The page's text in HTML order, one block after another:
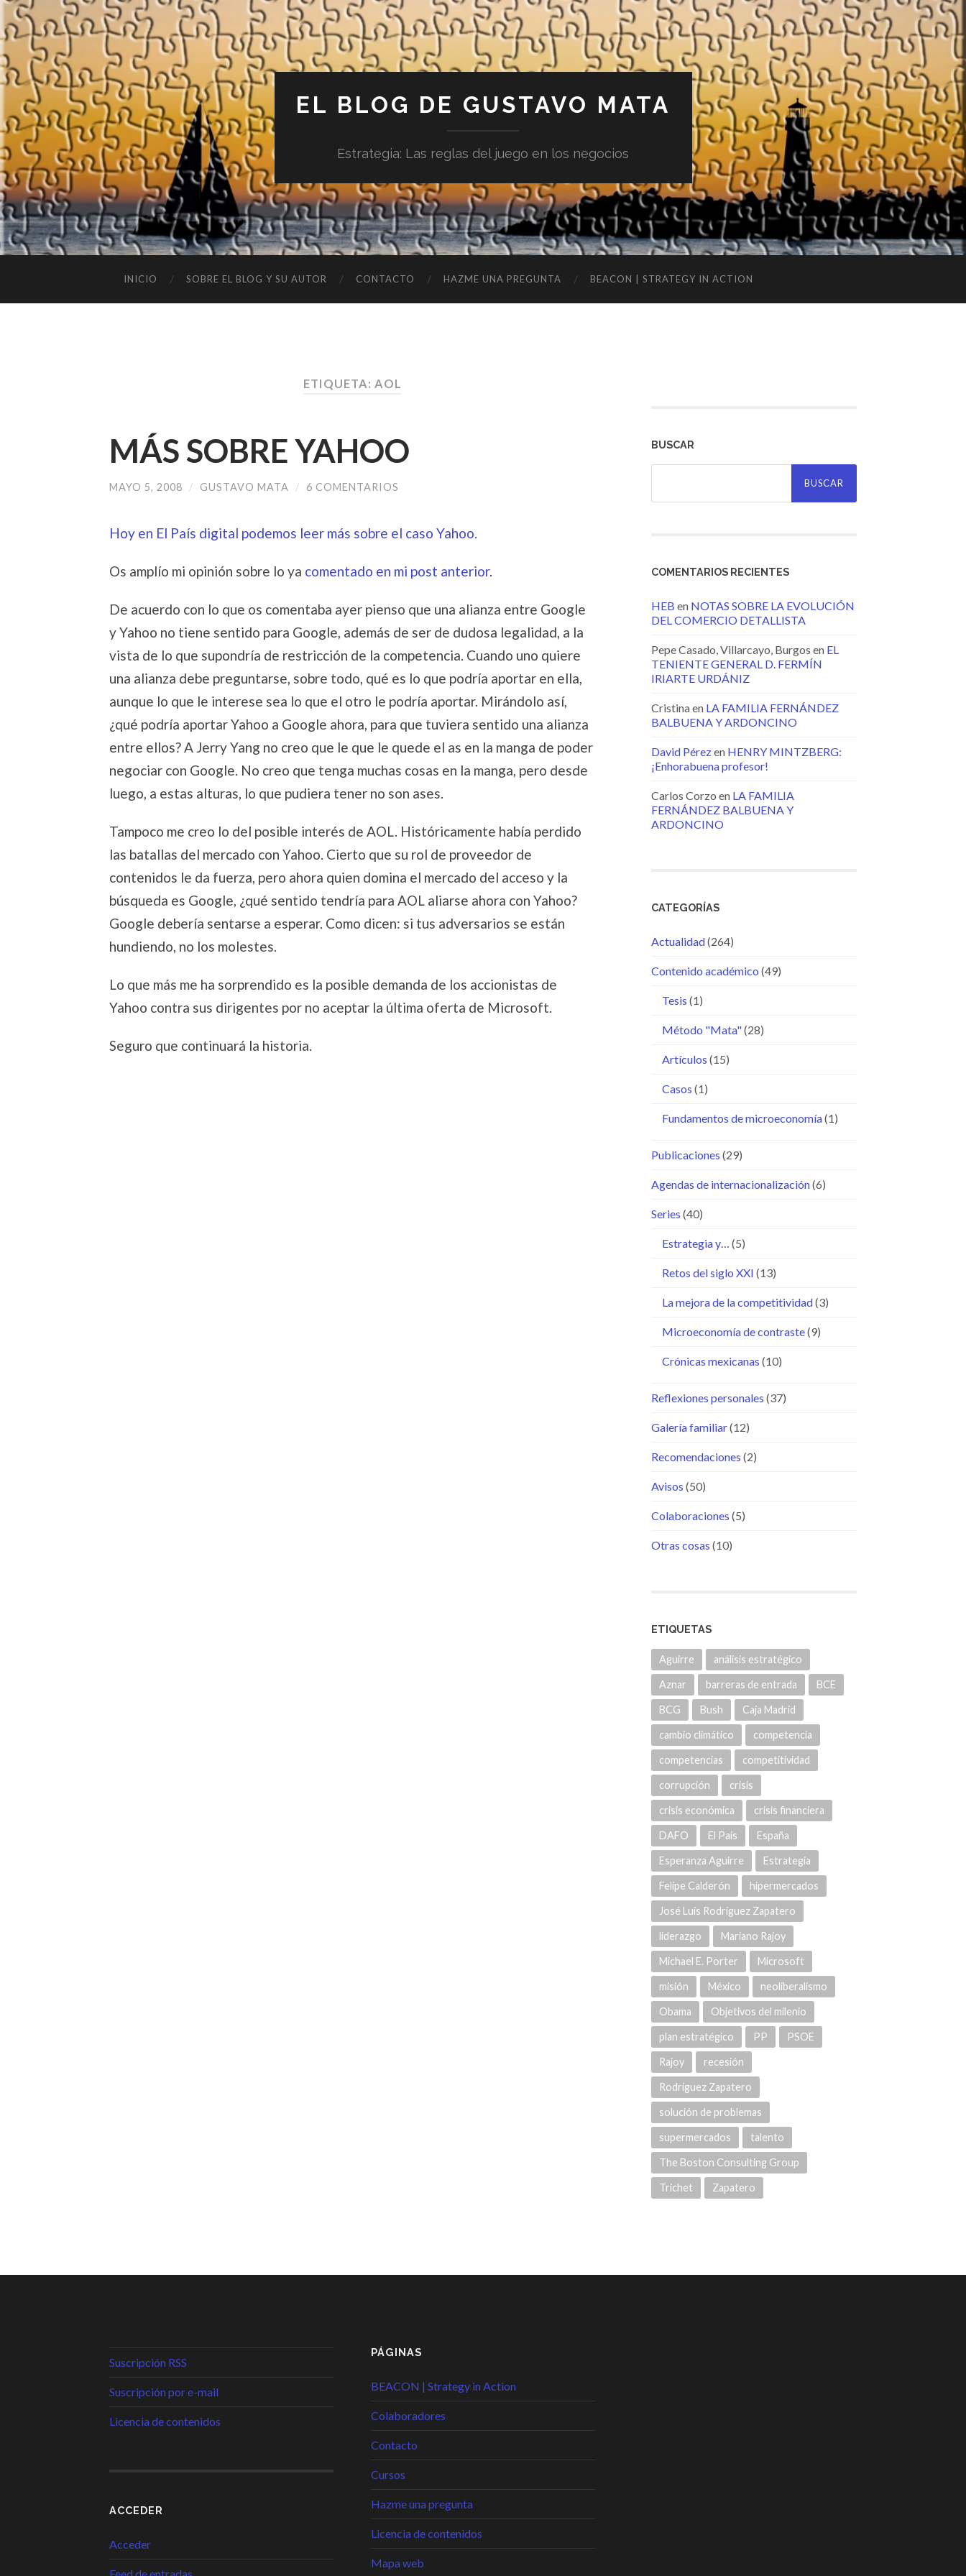
EL BLOG DE GUSTAVO MATA
Estrategia: Las reglas del juego en los negocios
INICIO SOBRE EL BLOG Y SU AUTOR CONTACTO HAZME UNA PREGUNTA BEACON | STRATEGY IN ACTION
ETIQUETA: AOL
MÁS SOBRE YAHOO
MAYO 5, 2008 / GUSTAVO MATA / 6 COMENTARIOS
Hoy en El País digital podemos leer más sobre el caso Yahoo.
Os amplío mi opinión sobre lo ya comentado en mi post anterior.
De acuerdo con lo que os comentaba ayer pienso que una alianza entre Google
y Yahoo no tiene sentido para Google, además de ser de dudosa legalidad, a la
vista de lo que supondría de restricción de la competencia. Cuando uno quiere
una alianza debe preguntarse, sobre todo, qué es lo que podría aportar en ella,
aunque lo que le interese sea lo que el otro le podría aportar. Mirándolo así,
¿qué podría aportar Yahoo a Google ahora, para que tuviera sentido una alianza
entre ellos? A Jerry Yang no creo que le que le quede el as en la manga de poder
negociar con Google. No creo que tenga muchas cosas en la manga, pero desde
luego, a estas alturas, lo que pudiera tener no son ases.
Tampoco me creo lo del posible interés de AOL. Históricamente había perdido
las batallas del mercado con Yahoo. Cierto que su rol de proveedor de
contenidos le da fuerza, pero ahora quien domina el mercado del acceso y la
búsqueda es Google, ¿qué sentido tendría para AOL aliarse ahora con Yahoo?
Google debería sentarse a esperar. Como dicen: si tus adversarios se están
hundiendo, no los molestes.
Lo que más me ha sorprendido es la posible demanda de los accionistas de
Yahoo contra sus dirigentes por no aceptar la última oferta de Microsoft.
Seguro que continuará la historia.
BUSCAR
Buscar:
COMENTARIOS RECIENTES
HEB en NOTAS SOBRE LA EVOLUCIÓN
DEL COMERCIO DETALLISTA
Pepe Casado, Villarcayo, Burgos en EL
TENIENTE GENERAL D. FERMÍN
IRIARTE URDÁNIZ
Cristinaen LA FAMILIA FERNÁNDEZ
BALBUENA Y ARDONCINO
David Pérezen HENRY MINTZBERG:
¡Enhorabuena profesor!
Carlos Corzo en LA FAMILIA
FERNÁNDEZ BALBUENA Y
ARDONCINO
CATEGORÍAS
Actualidad(264)
Contenido académico (49)
Tesis (1)
Método "Mata"(28)
Artículos (15)
Casos (1)
Fundamentos de microeconomía(1)
Publicaciones (29)
Agendas de internacionalización(6)
Series (40)
Estrategia y… (5)
Retos del siglo XXI (13)
La mejora de la competitividad(3)
Microeconomía de contraste(9)
Crónicas mexicanas (10)
Reflexiones personales (37)
Galería familiar(12)
Recomendaciones (2)
Avisos (50)
Colaboraciones (5)
Otras cosas (10)
ETIQUETAS
Aguirre análisis estratégico
Aznar barreras de entrada BCE
BCG Bush Caja Madrid
cambio climático competencia
competencias competitividad
corrupción crisis
crisis económica crisis financiera
DAFO El País España
Esperanza Aguirre Estrategia
Felipe Calderón hipermercados
José Luis Rodríguez Zapatero
liderazgo Mariano Rajoy
Michael E. Porter Microsoft
misión México neoliberalismo
Obama Objetivos del milenio
plan estratégico PP PSOE
Rajoy recesión
Rodríguez Zapatero
solución de problemas
supermercados talento
The Boston Consulting Group
Trichet Zapatero
Suscripción RSS
Suscripción por e-mail
Licencia de contenidos
ACCEDER
Acceder
PÁGINAS
BEACON | Strategy in Action
Colaboradores
Contacto
Cursos
Hazme una pregunta
Licencia de contenidos
Mapa web